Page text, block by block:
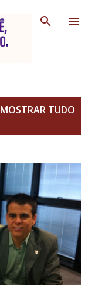
MOSTRAR TUDO